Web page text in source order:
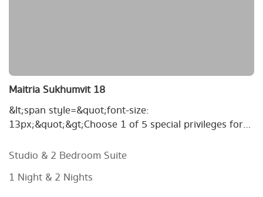
Maitria Sukhumvit 18
&lt;span style=&quot;font-size:
13px;&quot;&gt;Choose 1 of 5 special privileges for
persons, starting at only 2,400.-/night!&lt;/span&gt;
Studio & 2 Bedroom Suite
1 Night & 2 Nights